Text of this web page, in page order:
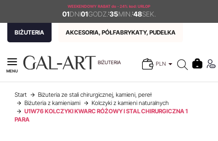
WEEKENDOWY RABAT do - 24% kod: URLOP
01DNI01GODZ. :35MIN. :48SEK.
BIŻUTERIA AKCESORIA, PÓŁFABRYKATY, PUDEŁKA
BIŻUTERIA PLN
MENU
Start
Biżuteria ze stali chirurgicznej, kamieni, pereł
Biżuteria z kamieniami
Kolczyki z kamieni naturalnych
U1W76 KOLCZYKI KWARC RÓŻOWY I STAL CHIRURGICZNA 1
PARA